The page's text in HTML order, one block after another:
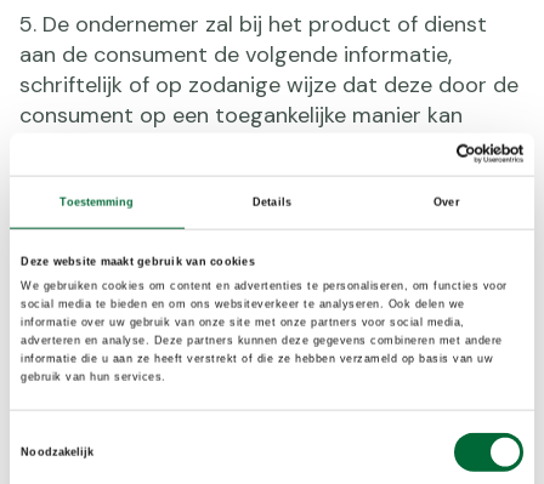
Toestemming Details Over
Deze website maakt gebruik van cookies
We gebruiken cookies om content en advertenties te personaliseren, om functies voor
social media te bieden en om ons websiteverkeer te analyseren. Ook delen we
informatie over uw gebruik van onze site met onze partners voor social media,
adverteren en analyse. Deze partners kunnen deze gegevens combineren met andere
informatie die u aan ze heeft verstrekt of die ze hebben verzameld op basis van uw
gebruik van hun services.
Noodzakelijk
5. De ondernemer zal bij het product of dienst
aan de consument de volgende informatie,
schriftelijk of op zodanige wijze dat deze door de
consument op een toegankelijke manier kan
gegevensdrager, meesturen:
a. het bezoekadres van de vestiging van de
terecht kan;
b. de voorwaarden waaronder en de wijze waarop
de consument van het herroepingsrecht gebruik
kan maken, dan wel een duidelijke melding inzake
het uitgesloten zijn van het herroepingsrecht;
c. de informatie over garanties en bestaande